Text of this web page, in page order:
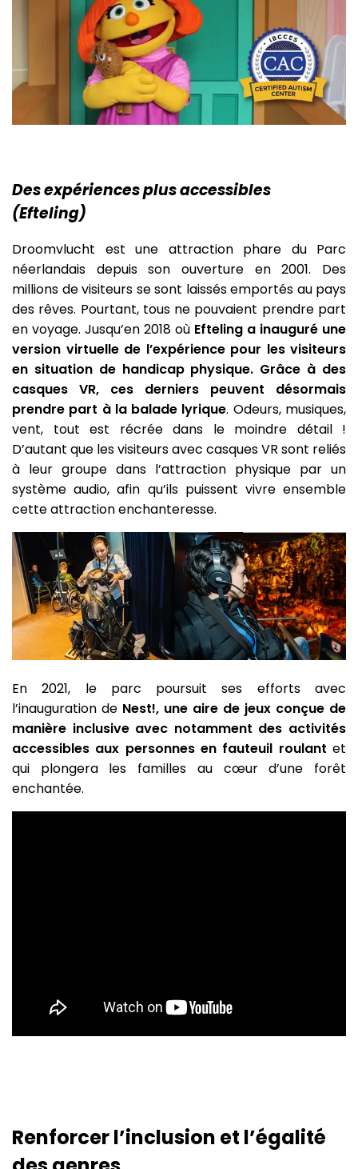
Des expériences plus accessibles
(Efteling)
Droomvlucht est une attraction phare du Parc
néerlandais depuis son ouverture en 2001. Des
millions de visiteurs se sont laissés emportés au pays
des rêves. Pourtant, tous ne pouvaient prendre part
en voyage. Jusqu’en 2018 où Efteling a inauguré une
version virtuelle de l’expérience pour les visiteurs
en situation de handicap physique. Grâce à des
casques VR, ces derniers peuvent désormais
prendre part à la balade lyrique. Odeurs, musiques,
vent, tout est récrée dans le moindre détail !
D’autant que les visiteurs avec casques VR sont reliés
à leur groupe dans l’attraction physique par un
système audio, afin qu’ils puissent vivre ensemble
cette attraction enchanteresse.
En 2021, le parc poursuit ses efforts avec
l’inauguration de Nest!, une aire de jeux conçue de
manière inclusive avec notamment des activités
accessibles aux personnes en fauteuil roulant et
qui plongera les familles au cœur d’une forêt
enchantée.
Renforcer l’inclusion et l’égalité